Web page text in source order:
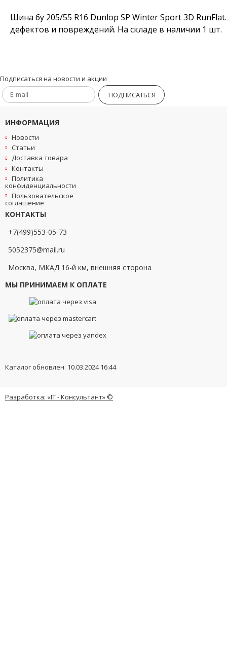
Шина бу 205/55 R16 Dunlop SP Winter Sport 3D
дефектов и повреждений. На складе в наличии 1 шт.
Подписаться на новости и акции
ПОДПИСАТЬСЯ
ИНФОРМАЦИЯ
Новости
Статьи
Доставка товара
Контакты
Политика
конфиденциальности
Пользовательское
соглашение
КОНТАКТЫ
+7(499)553-05-73
5052375@mail.ru
Москва, МКАД 16-й км, внешняя сторона
МЫ ПРИНИМАЕМ К ОПЛАТЕ
Каталог обновлен: 10.03.2024 16:44
Разработка: «IT - Консультант» ©